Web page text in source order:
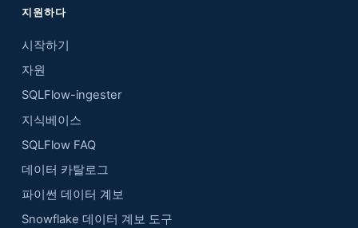
지원하다
시작하기
자원
SQLFlow-ingester
지식베이스
SQLFlow FAQ
데이터 카탈로그
파이썬 데이터 계보
Snowflake 데이터 계보 도구